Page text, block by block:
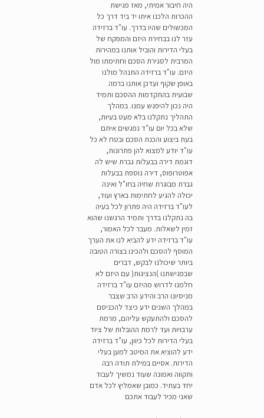
היה חיבור אמיתי, מאז פגישת
ההכרות הלכנו איתו יד ביד דרך כל
המכשולים שהיו בדרך. עו"ד ברזידה
עזר לנו בבחירת היזם והמפקח של
בעלי הדירות והוביל אותנו במהירות
המרבית לסגירת הסכם וחתימתו מול
היזם. עו"ד ברזידה התנהל מולנו
באופן שקוף ועדכן אותנו ברמה
שבועית בהתקדמות ההסכם ותמיד
היה נכון להיפגש עמנו. במהלך
התהליך נתקלנו בלא מעט בעיות,
שלא בכל יום עו"ד נפגשים איתם
בעת ביצוע והכנת הסכם ובטח לא כל
עו"ד יודע למצוא להן פתרונות,
דוגמת דירה בבעלות גברת שיש לה
אפוטרופוס, דירה נוספת בבעלות
גברת מבוגרת שחיה בחו"ל ואינה
יכולה להגיע לחתימות בארץ ועוד,
לעו"ד ברזידה היה פתרון לכל בעיה
בה נתקלנו בדרך ותמיד הרגשנו שהוא
זמין לשאלות. מעבר לכל האמור,
עו"ד ברזידה ידע להביא לנו את הערך
המוסף להסכם ולהכינו בצורה הטובה
ביותר שיכולנו לבקש, דברים
שבפגישתנו )הנציגות( עם היזם לא
חלמנו לדרוש מהיזם עו"ד ברזידה
מניסיונו הרב והידע הרב שצבר
במהלך השנים ידע כיצד להכניסם
להסכם ולהתעקש עליהם, מרמת
ערבויות ועד לרמת ההובלות של ציוד
בעלי הדירות לכל כיוון, עו"ד ברזידה
ידע להוציא את המיטב למען בעלי
הדירות. אסיים במילת תודה רבה
ותקווה ואמונה שעוד נמשיך לעבוד
יחד בעתיד. כמובן שאמליץ לכל אדם
שאני מכיר לעבוד אתכם